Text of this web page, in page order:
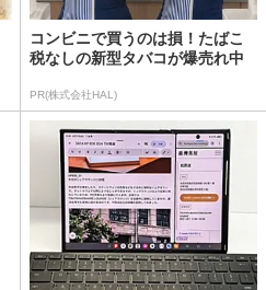
コンビニで買うのは損！たばこ
税なしの新型タバコが爆売れ中
PR(株式会社HAL)